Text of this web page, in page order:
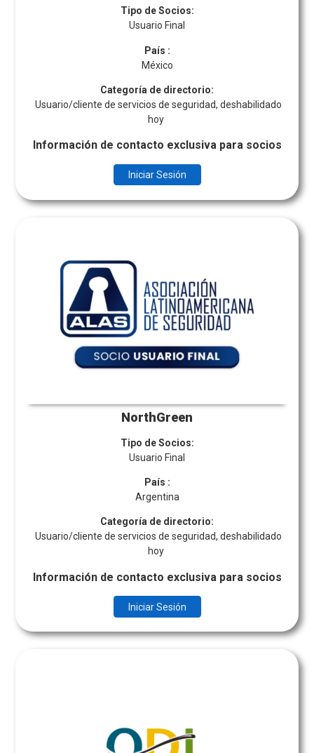
Tipo de Socios:
Usuario Final
País :
México
Categoría de directorio:
Usuario/cliente de servicios de seguridad, deshabilidado
hoy
Información de contacto exclusiva para socios
Iniciar Sesión
NorthGreen
Tipo de Socios:
Usuario Final
País :
Argentina
Categoría de directorio:
Usuario/cliente de servicios de seguridad, deshabilidado
hoy
Información de contacto exclusiva para socios
Iniciar Sesión